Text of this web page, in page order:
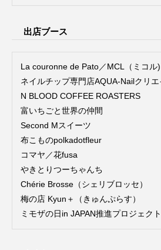
出店ブース
La couronne de Pato／MCL（ミコル)
ネイルチップ専門店AQUA-Nailクリエ
N BLOOD COFFEE ROASTERS
富いちごと世界の仲間
Second Mスイーツ
布こものpolkadotfleur
コマヤ／花fusa
やきとりつーちゃんち
Chérie Brosse（シェリブロッセ）
梅の店 Kyun＋（きゅんぷらす）
ミモザの日in JAPAN推進プロジェクト